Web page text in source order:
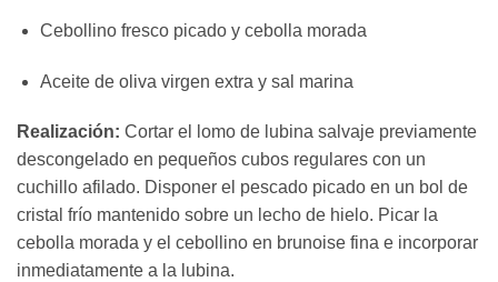
Cebollino fresco picado y cebolla morada
Aceite de oliva virgen extra y sal marina
Realización: Cortar el lomo de lubina salvaje previamente
descongelado en pequeños cubos regulares con un
cuchillo afilado. Disponer el pescado picado en un bol de
cristal frío mantenido sobre un lecho de hielo. Picar la
cebolla morada y el cebollino en brunoise fina e incorporar
inmediatamente a la lubina.